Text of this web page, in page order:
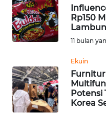
Rp150
11 bulan
Ekuin
Potensi
Korea
WN
DANAU
TOBA
NIAS
WN
LANGKAT